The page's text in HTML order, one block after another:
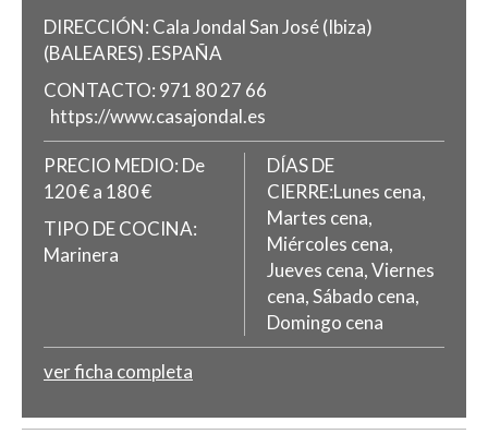
DIRECCIÓN: Cala JondalSan José (Ibiza)
(BALEARES) .ESPAÑA
CONTACTO: 971 80 27 66
https://www.casajondal.es
PRECIO MEDIO: De
120 € a 180 €
TIPO DE COCINA:
Marinera
DÍAS DE
CIERRE:Lunes cena,
Martes cena,
Miércoles cena,
Jueves cena, Viernes
cena, Sábado cena,
Domingo cena
ver ficha completa